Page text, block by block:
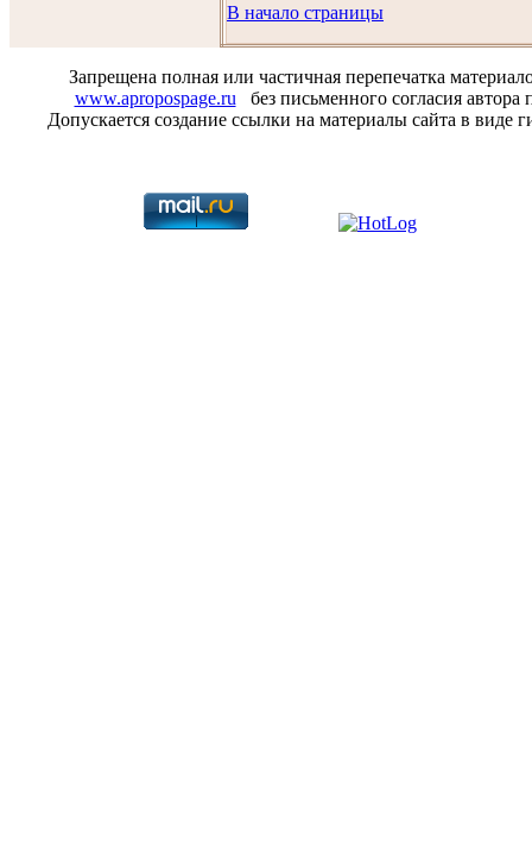
В начало страницы
Запрещена полная или частичная перепечатка
www.apropospage.ru без письменного согласия автора
Допускается создание ссылки на материалы сайта в виде